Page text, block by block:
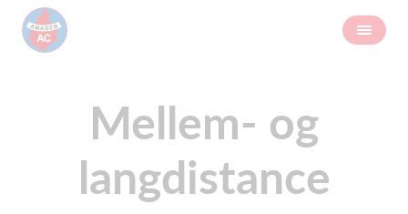
Mellem- og
langdistance